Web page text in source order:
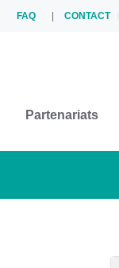
FAQ CONTACT
Partenariats